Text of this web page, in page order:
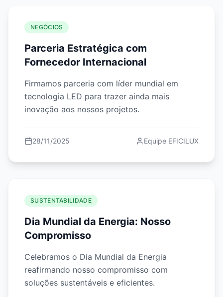
NEGÓCIOS
Parceria Estratégica com
Fornecedor Internacional
Firmamos parceria com líder mundial em
tecnologia LED para trazer ainda mais
inovação aos nossos projetos.
28/11/2025 Equipe EFICILUX
SUSTENTABILIDADE
Dia Mundial da Energia: Nosso
Compromisso
Celebramos o Dia Mundial da Energia
reafirmando nosso compromisso com
soluções sustentáveis e eficientes.